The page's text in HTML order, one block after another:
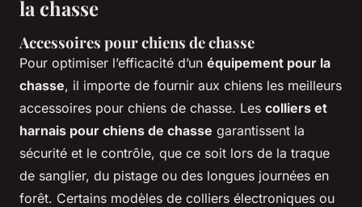
la chasse
Accessoires pour chiens de chasse
Pour optimiser l’efficacité d’un équipement pour la
chasse, il importe de fournir aux chiens les meilleurs
accessoires pour chiens de chasse. Les colliers et
harnais pour chiens de chasse garantissent la
sécurité et le contrôle, que ce soit lors de la traque
de sanglier, du pistage ou des longues journées en
forêt. Certains modèles de colliers électroniques ou